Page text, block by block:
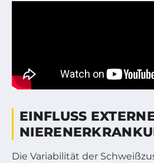
EINFLUSS
Die Variabilität der